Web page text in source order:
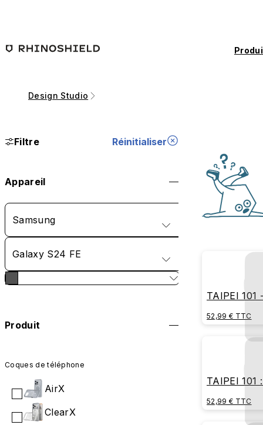
Design Studio
Filtre Réinitialiser
Appareil
Samsung
Galaxy S24 FE
Produit
Coques de téléphone
AirX
ClearX
TAIPEI 101
52,99 € TTC
TAIPEI 101
52,99 € TTC